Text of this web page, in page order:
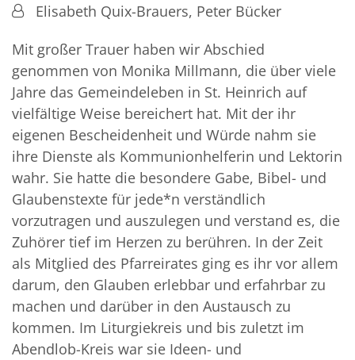
Von:Elisabeth Quix-Brauers, Peter Bücker
Mit großer Trauer haben wir Abschied
genommen von Monika Millmann, die über viele
Jahre das Gemeindeleben in St. Heinrich auf
vielfältige Weise bereichert hat. Mit der ihr
eigenen Bescheidenheit und Würde nahm sie
ihre Dienste als Kommunionhelferin und Lektorin
wahr. Sie hatte die besondere Gabe, Bibel- und
Glaubenstexte für jede*n verständlich
vorzutragen und auszulegen und verstand es, die
Zuhörer tief im Herzen zu berühren. In der Zeit
als Mitglied des Pfarreirates ging es ihr vor allem
darum, den Glauben erlebbar und erfahrbar zu
machen und darüber in den Austausch zu
kommen. Im Liturgiekreis und bis zuletzt im
Abendlob-Kreis war sie Ideen- und